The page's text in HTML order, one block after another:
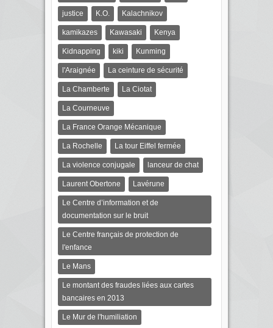
justice K.O. Kalachnikov
kamikazes Kawasaki Kenya
Kidnapping kiki Kunming
l'Araignée La ceinture de sécurité
La Chamberte La Ciotat
La Courneuve
La France Orange Mécanique
La Rochelle La tour Eiffel fermée
La violence conjugale lanceur de chat
Laurent Obertone Lavérune
Le Centre d’information et de
documentation sur le bruit
Le Centre français de protection de
l'enfance
Le Mans
Le montant des fraudes liées aux cartes
bancaires en 2013
Le Mur de l'humiliation